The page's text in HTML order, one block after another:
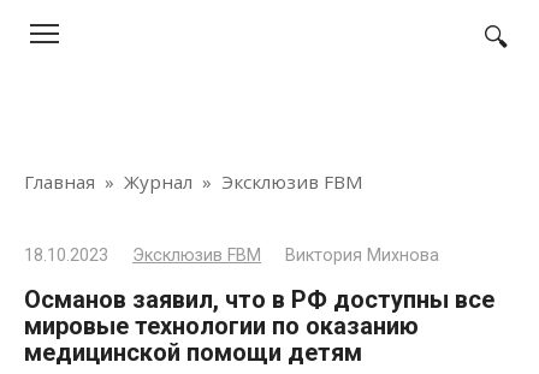
Главная » Журнал » Эксклюзив FBM
18.10.2023 Эксклюзив FBM Виктория Михнова
Османов заявил, что в РФ доступны все
мировые технологии по оказанию
медицинской помощи детям